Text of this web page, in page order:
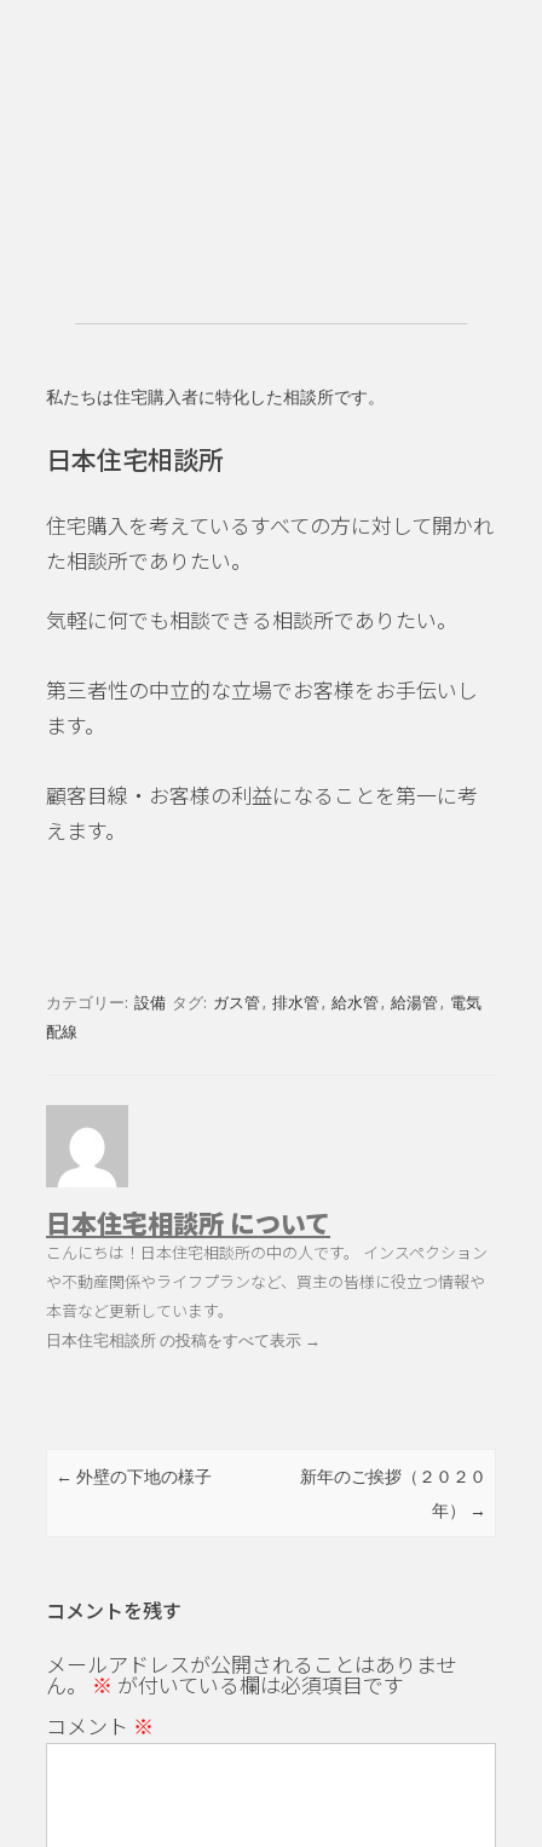
私たちは住宅購入者に特化した相談所です。
日本住宅相談所
住宅購入を考えているすべての方に対して開かれ
た相談所でありたい。
気軽に何でも相談できる相談所でありたい。
第三者性の中立的な立場でお客様をお手伝いし
ます。
顧客目線・お客様の利益になることを第一に考
えます。
カテゴリー: 設備 タグ: ガス管, 排水管, 給水管, 給湯管, 電気
配線
日本住宅相談所 について
こんにちは！日本住宅相談所の中の人です。 インスペクション
や不動産関係やライフプランなど、買主の皆様に役立つ情報や
本音など更新しています。
日本住宅相談所 の投稿をすべて表示 →
投稿ナビゲーション
← 外壁の下地の様子
新年のご挨拶（２０２０
年）
→
コメントを残す
メールアドレスが公開されることはありませ
ん。 ※が付いている欄は必須項目です
コメント ※